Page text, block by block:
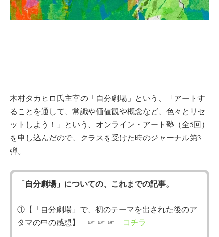
木村タカヒロ氏主宰の「自分劇場」という、「アートす
ることを通して、常識や価値観や概念など、色々とリセ
ットしよう！」という、オンライン・アート塾（全5回）
を申し込んだので、クラスを受けた時のジャーナル第3
弾。
「自分劇場」についての、これまでの記事。
①【「自分劇場」で、初のテーマを出された後のア
タマの中の感想】 ☞ ☞ ☞ コチラ